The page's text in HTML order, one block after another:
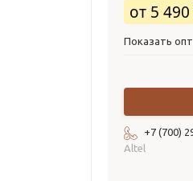
от 5 490
Показать
+7 (700)
Altel